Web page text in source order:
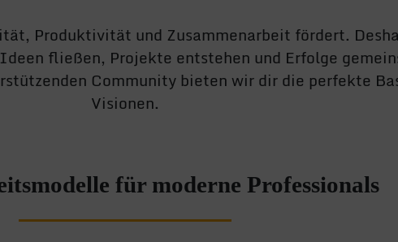
Produktivität und Zusammenarbeit fördert.
fließen, Projekte entstehen und Erfolge
Community bieten wir dir die perfekte
Visionen.
für moderne Professionals